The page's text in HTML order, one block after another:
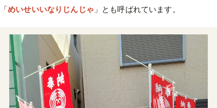
「めいせいいなりじんじゃ 」とも呼ばれています。